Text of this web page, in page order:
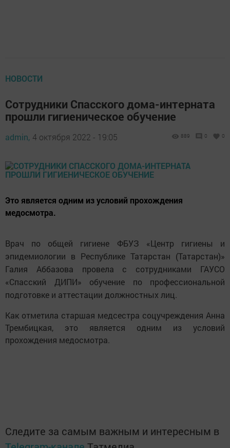
НОВОСТИ
Сотрудники Спасского дома-интерната
прошли гигиеническое обучение
admin, 4 октября 2022 - 19:05 889 0 0
Это является одним из условий прохождения
медосмотра.
Врач по общей гигиене ФБУЗ «Центр гигиены и
эпидемиологии в Республике Татарстан (Татарстан)»
Галия Аббазова провела с сотрудниками ГАУСО
«Спасский ДИПИ» обучение по профессиональной
подготовке и аттестации должностных лиц.
Как отметила старшая медсестра соцучреждения Анна
Трембицкая, это является одним из условий
прохождения медосмотра.
Следите за самым важным и интересным в